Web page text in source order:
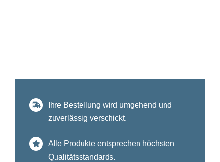
Ihre Bestellung wird umgehend und
zuverlässig verschickt.
Alle Produkte entsprechen höchsten
Qualitätsstandards.